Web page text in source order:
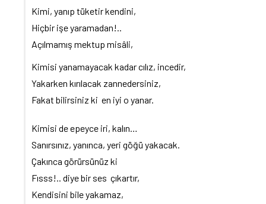
Kimi, yanıp tüketir kendini,
Hiçbir işe yaramadan!..
Açılmamış mektup misâli,
Kimisi yanamayacak kadar cılız, incedir,
Yakarken kırılacak zannedersiniz,
Fakat bilirsiniz ki en iyi o yanar.
Kimisi de epeyce iri, kalın…
Sanırsınız, yanınca, yeri göğü yakacak.
Çakınca görürsünüz ki
Fısss!.. diye bir ses çıkartır,
Kendisini bile yakamaz,